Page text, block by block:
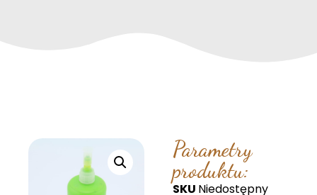
Parametry
produktu:
SKU Niedostępny